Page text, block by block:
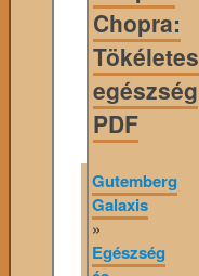
Chopra:
Tökéletes
egészség
PDF
Gutemberg
Galaxis
»
Egészség